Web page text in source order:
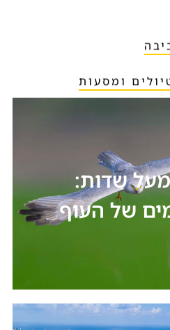
ומסעות
שדות:
של העוף